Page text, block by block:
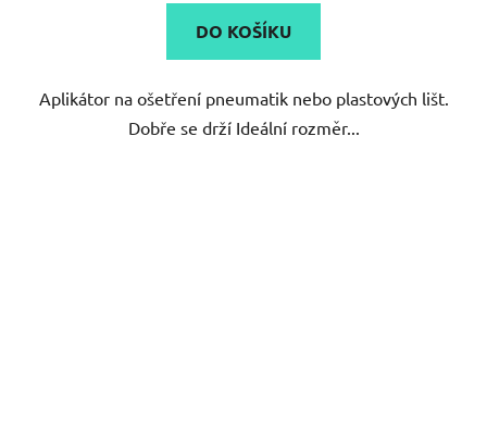
3,0
z
hvězdiček.
DO KOŠÍKU
Aplikátor na ošetření pneumatik nebo plastových lišt.
Dobře se drží Ideální rozměr...